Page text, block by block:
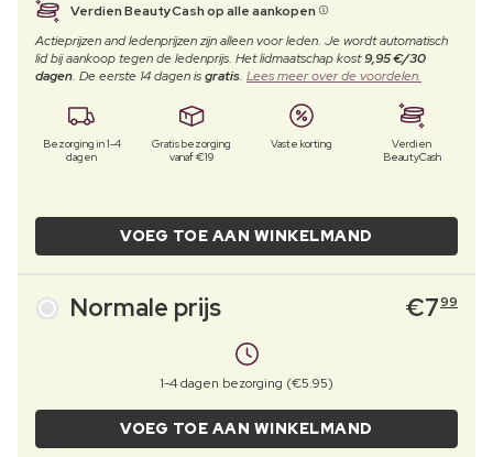
Verdien BeautyCash op alle aankopen
Actieprijzen and ledenprijzen zijn alleen voor leden. Je wordt automatisch
lid bij aankoop tegen de ledenprijs. Het lidmaatschap kost9,95 €/30
dagen. De eerste 14 dagen isgratis. Lees meer over de voordelen.
Bezorging in 1-4
dagen
Gratis bezorging
vanaf €19
Vaste korting
Verdien
BeautyCash
VOEG TOE AAN WINKELMAND
Normale prijs €799
1-4 dagen bezorging (€5.95)
VOEG TOE AAN WINKELMAND